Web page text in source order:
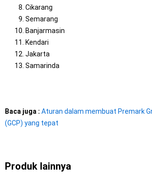
Cikarang
Semarang
Banjarmasin
Kendari
Jakarta
Samarinda
Baca juga : Aturan dalam membuat Premark
(GCP) yang tepat
Produk lainnya